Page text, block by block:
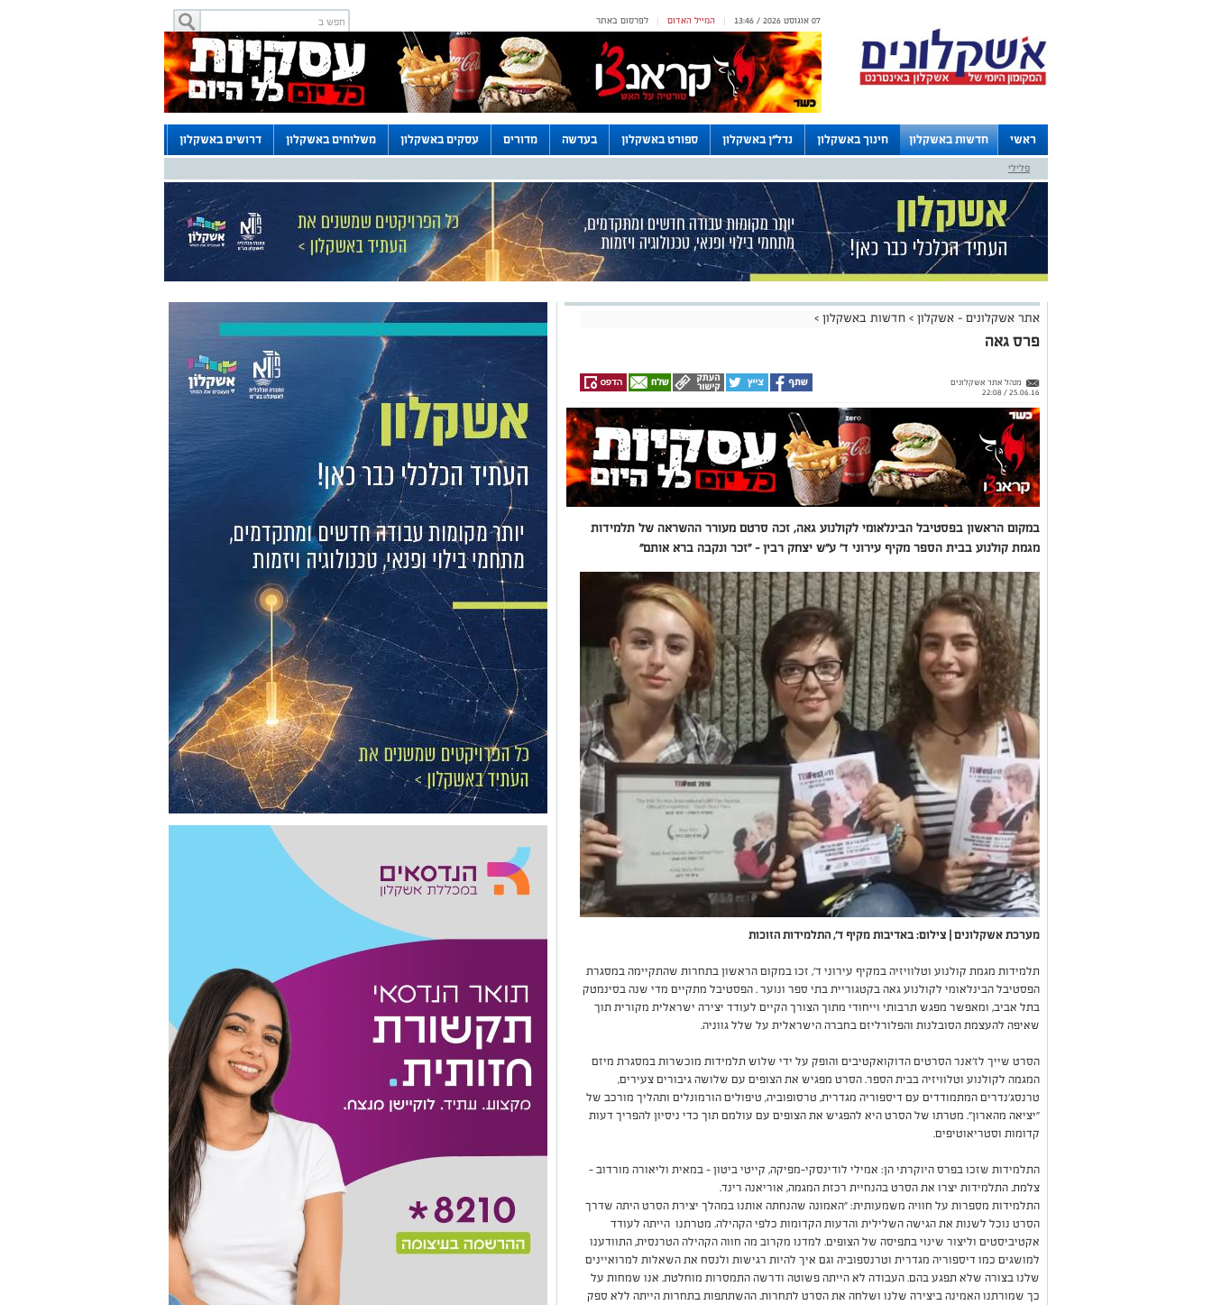
לפרסום באתר | המייל האדום | 07 אוגוסט 2026 / 13:46
ראשי חדשות באשקלון חינוך באשקלון נדל"ן באשקלון ספורט באשקלון בעדשה מדורים עסקים באשקלון משלוחים באשקלון דרושים באשקלון
לוחות
פלילי
אתר אשקלונים - אשקלון > חדשות באשקלון >
פרס גאה
מנהל אתר אשקלונים
25.06.16 / 22:08
במקום הראשון בפסטיבל הבינלאומי לקולנוע גאה, זכה סרטם מעורר ההשראה של תלמידות
מגמת קולנוע בבית הספר מקיף עירוני ד' ע"ש יצחק רבין – "זכר ונקבה ברא אותם"
מערכת אשקלונים | צילום: באדיבות מקיף ד', התלמידות הזוכות
תלמידות מגמת קולנוע וטלוויזיה במקיף עירוני ד', זכו במקום הראשון בתחרות שהתקיימה במסגרת
הפסטיבל הבינלאומי לקולנוע גאה בקטגוריית בתי ספר ונוער . הפסטיבל מתקיים מדי שנה בסינמטק
בתל אביב, ומאפשר מפגש תרבותי וייחודי מתוך הצורך הקיים לעודד יצירה ישראלית מקורית תוך
שאיפה להעצמת הסובלנות והפלורליזם בחברה הישראלית על שלל גווניה.
הסרט שייך לז'אנר הסרטים הדוקואקטיבים והופק על ידי שלוש תלמידות מוכשרות במסגרת מיזם
המגמה לקולנוע וטלוויזיה בבית הספר. הסרט מפגיש את הצופים עם שלושה גיבורים צעירים,
טרנסג'נדרים המתמודדים עם דיספוריה מגדרית, טרסופוביה, טיפולים הורמונלים ותהליך מורכב של
"יציאה מהארון". מטרתו של הסרט היא להפגיש את הצופים עם עולמם תוך כדי ניסיון להפריך דעות
קדומות וסטריאוטיפים.
התלמידות שזכו בפרס היוקרתי הן: אמילי לודינסקי-מפיקה, קייטי ביטון – במאית וליאורה מורדוב –
צלמת. התלמידות יצרו את הסרט בהנחיית רכזת המגמה, אוריאנה רינד.
התלמידות מספרות על חוויה משמעותית: "האמונה שהנחתה אותנו במהלך יצירת הסרט היתה שדרך
הסרט נוכל לשנות את הגישה השלילית והדעות הקדומות כלפי הקהילה. מטרתנו הייתה לעודד
אקטיביסטים וליצור שינוי בתפיסה של הצופים. למדנו מקרוב מה חווה הקהילה הטרנסית, התוודענו
למושגים כמו דיספוריה מגדרית וטרנספוביה וגם איך להיות רגישות ולנסח את השאלות למרואיינים
שלנו בצורה שלא תפגע בהם. העבודה לא הייתה פשוטה ודרשה התמסרות מוחלטת. אנו שמחות על
כך שמורתנו האמינה ביצירה שלנו ושלחה את הסרט לתחרות. ההשתתפות בתחרות הייתה ללא ספק